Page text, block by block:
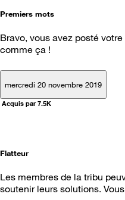
Premiers mots
Bravo, vous avez posté
comme ça !
mercredi 20 novembre 2019
Acquis par 7.5K
Flatteur
Les membres de la tribu
soutenir leurs solutions.